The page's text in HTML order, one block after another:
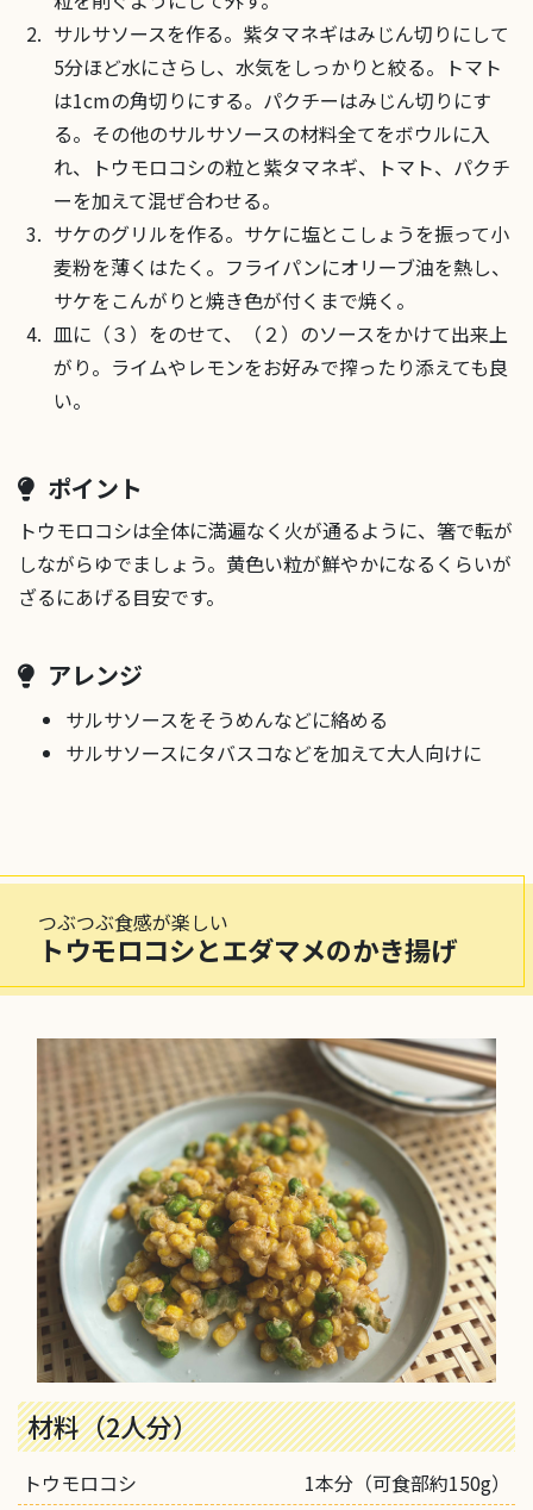
サルサソースを作る。紫タマネギはみじん切りにして
5分ほど水にさらし、水気をしっかりと絞る。トマト
は1cmの角切りにする。パクチーはみじん切りにす
る。その他のサルサソースの材料全てをボウルに入
れ、トウモロコシの粒と紫タマネギ、トマト、パクチ
ーを加えて混ぜ合わせる。
サケのグリルを作る。サケに塩とこしょうを振って小
麦粉を薄くはたく。フライパンにオリーブ油を熱し、
サケをこんがりと焼き色が付くまで焼く。
皿に（３）をのせて、（２）のソースをかけて出来上
がり。ライムやレモンをお好みで搾ったり添えても良
い。
ポイント
トウモロコシは全体に満遍なく火が通るように、箸で転が
しながらゆでましょう。黄色い粒が鮮やかになるくらいが
ざるにあげる目安です。
アレンジ
サルサソースをそうめんなどに絡める
サルサソースにタバスコなどを加えて大人向けに
つぶつぶ食感が楽しい
トウモロコシとエダマメのかき揚げ
材料（2人分）
トウモロコシ
1本分（可食部約150g）